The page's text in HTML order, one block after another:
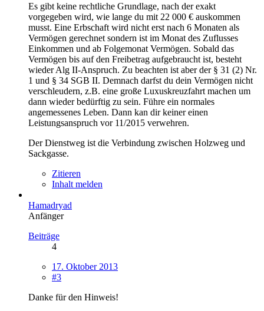
Es gibt keine rechtliche Grundlage, nach der exakt
vorgegeben wird, wie lange du mit 22 000 € auskommen
musst. Eine Erbschaft wird nicht erst nach 6 Monaten als
Vermögen gerechnet sondern ist im Monat des Zuflusses
Einkommen und ab Folgemonat Vermögen. Sobald das
Vermögen bis auf den Freibetrag aufgebraucht ist, besteht
wieder Alg II-Anspruch. Zu beachten ist aber der § 31 (2) Nr.
1 und § 34 SGB II. Demnach darfst du dein Vermögen nicht
verschleudern, z.B. eine große Luxuskreuzfahrt machen um
dann wieder bedürftig zu sein. Führe ein normales
angemessenes Leben. Dann kan dir keiner einen
Leistungsanspruch vor 11/2015 verwehren.
Der Dienstweg ist die Verbindung zwischen Holzweg und
Sackgasse.
Zitieren
Inhalt melden
Hamadryad
Anfänger
Beiträge
4
17. Oktober 2013
#3
Danke für den Hinweis!